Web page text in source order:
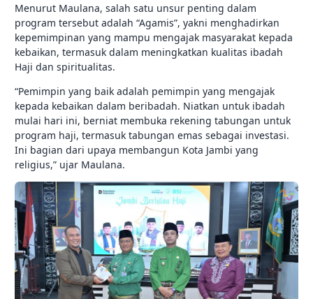
Menurut Maulana, salah satu unsur penting dalam
program tersebut adalah “Agamis”, yakni menghadirkan
kepemimpinan yang mampu mengajak masyarakat kepada
kebaikan, termasuk dalam meningkatkan kualitas ibadah
Haji dan spiritualitas.
“Pemimpin yang baik adalah pemimpin yang mengajak
kepada kebaikan dalam beribadah. Niatkan untuk ibadah
mulai hari ini, berniat membuka rekening tabungan untuk
program haji, termasuk tabungan emas sebagai investasi.
Ini bagian dari upaya membangun Kota Jambi yang
religius,” ujar Maulana.